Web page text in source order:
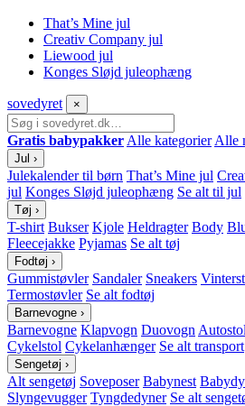
That’s Mine jul
Creativ Company jul
Liewood jul
Konges Sløjd juleophæng
sovedyret ×
Gratis babypakker Alle kategorier Alle
Jul ›
Julekalender til børn That’s Mine jul
jul Konges Sløjd juleophæng Se alt til jul
Tøj ›
T-shirt Bukser Kjole Heldragter Body
Fleecejakke Pyjamas Se alt tøj
Fodtøj ›
Gummistøvler Sandaler Sneakers
Termostøvler Se alt fodtøj
Barnevogne ›
Barnevogne Klapvogn Duovogn
Cykelstol Cykelanhænger Se alt transport
Sengetøj ›
Alt sengetøj Soveposer Babynest
Slyngevugger Tyngdedyner Se alt